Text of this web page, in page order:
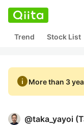
Trend Stock List
infoMore than 3
@taka_yayoi (